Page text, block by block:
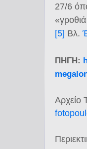
27/6
[5] Βλ.
ΠΗΓΗ:
Αρχείο